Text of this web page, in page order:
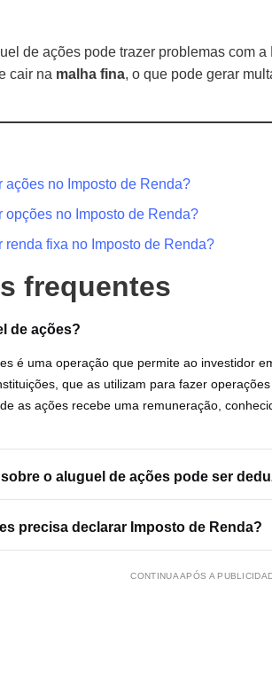
de ações pode trazer problemas com
cair na malha fina, o que pode gerar
ações no Imposto de Renda?
opções no Imposto de Renda?
renda fixa no Imposto de Renda?
frequentes
de ações?
é uma operação que permite ao investidor
que as utilizam para fazer
as ações recebe uma remuneração,
o aluguel de ações pode ser
precisa declarar Imposto de Renda?
CONTINUA APÓS A